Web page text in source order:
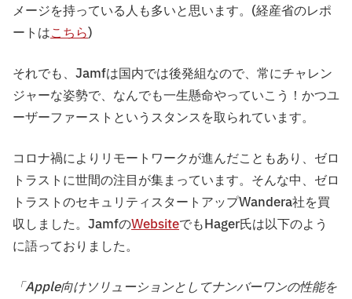
メージを持っている人も多いと思います。(経産省のレポ
ートはこちら)
それでも、Jamfは国内では後発組なので、常にチャレン
ジャーな姿勢で、なんでも一生懸命やっていこう！かつユ
ーザーファーストというスタンスを取られています。
コロナ禍によりリモートワークが進んだこともあり、ゼロ
トラストに世間の注目が集まっています。そんな中、ゼロ
トラストのセキュリティスタートアップWandera社を買
収しました。JamfのWebsiteでもHager氏は以下のよう
に語っておりました。
「Apple向けソリューションとしてナンバーワンの性能を